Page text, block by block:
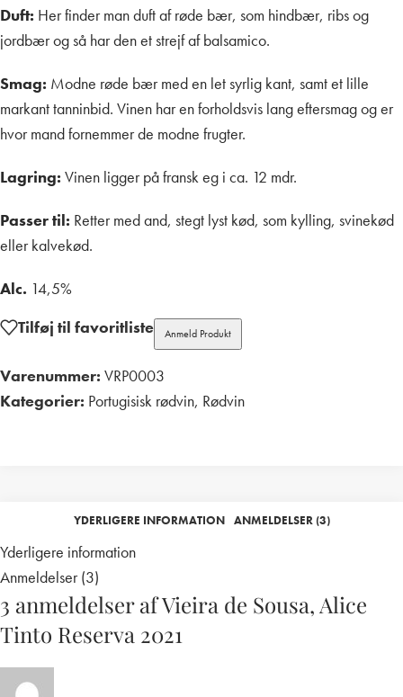
Duft: Her finder man duft af røde bær, som hindbær, ribs og
jordbær og så har den et strejf af balsamico.
Smag: Modne røde bær med en let syrlig kant, samt et lille
markant tanninbid. Vinen har en forholdsvis lang eftersmag og er
hvor mand fornemmer de modne frugter.
Lagring: Vinen ligger på fransk eg i ca. 12 mdr.
Passer til: Retter med and, stegt lyst kød, som kylling, svinekød
eller kalvekød.
Alc. 14,5%
Tilføj til favoritliste
Anmeld Produkt
Varenummer: VRP0003
Kategorier: Portugisisk rødvin, Rødvin
YDERLIGERE INFORMATION ANMELDELSER (3)
Yderligere information
Anmeldelser (3)
3 anmeldelser afVieira de Sousa, Alice
Tinto Reserva 2021